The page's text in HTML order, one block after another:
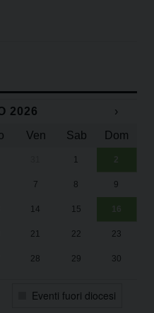
2026
›
Ven Sab Dom
1 2
7 8 9
14 15 16
21 22 23
28 29 30
Eventi fuori diocesi